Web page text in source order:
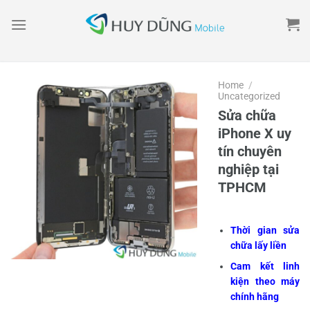
Home /
Uncategorized
Sửa chữa
iPhone X uy
tín chuyên
nghiệp tại
TPHCM
Thời gian sửa
chữa lấy liền
Cam kết linh
kiện theo máy
chính hãng